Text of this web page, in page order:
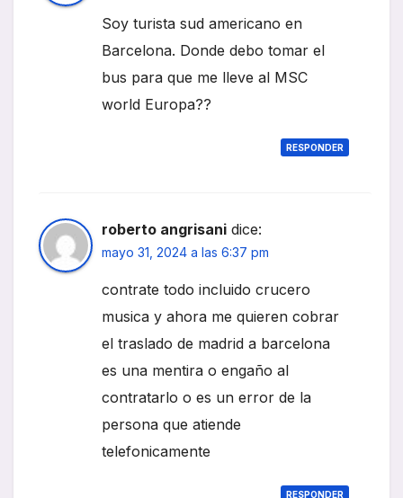
Soy turista sud americano en
Barcelona. Donde debo tomar el
bus para que me lleve al MSC
world Europa??
RESPONDER
roberto angrisani dice:
mayo 31, 2024 a las 6:37 pm
contrate todo incluido crucero
musica y ahora me quieren cobrar
el traslado de madrid a barcelona
es una mentira o engaño al
contratarlo o es un error de la
persona que atiende
telefonicamente
RESPONDER